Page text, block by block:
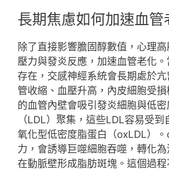
長期焦慮如何加速血管
除了直接影響膽固醇數值，心理
壓力與發炎反應，加速血管老化
存在，交感神經系統會長期處於
管收縮、血壓升高，內皮細胞受
的血管內壁會吸引發炎細胞與低密
（LDL）聚集，這些LDL容易受
氧化型低密度脂蛋白（oxLDL）
力，會誘導巨噬細胞吞噬，轉化
在動脈壁形成脂肪斑塊。這個過